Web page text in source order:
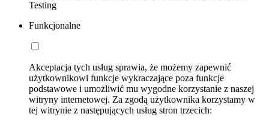
Testing
Funkcjonalne
Akceptacja tych usług sprawia, że możemy zapewnić
użytkownikowi funkcje wykraczające poza funkcje
podstawowe i umożliwić mu wygodne korzystanie z naszej
witryny internetowej. Za zgodą użytkownika korzystamy w
tej witrynie z następujących usług stron trzecich: